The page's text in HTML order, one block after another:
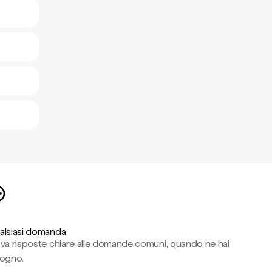
domanda
risposte chiare alle domande comuni, quando ne hai